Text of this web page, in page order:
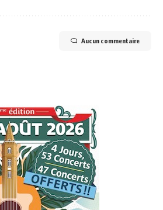
Aucun commentaire